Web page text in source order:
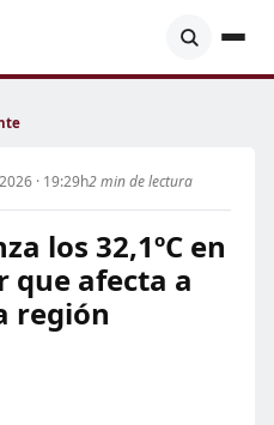
· 19:29h2 min de lectura
los 32,1ºC en
que afecta a
región